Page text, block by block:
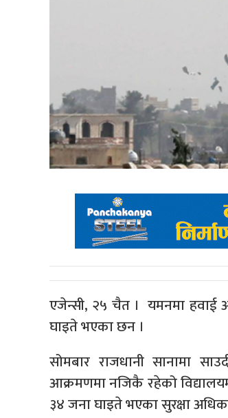
एजेन्सी, २५ चैत । यमनमा हवाई
घाइते भएका छन ।
सोमबार राजधानी सानामा
आक्रमणमा नजिकै रहेको
३४ जना घाइते भएका सुरक्षा